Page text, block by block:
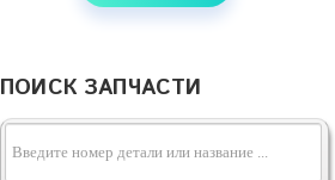
ПОИСК ЗАПЧАСТИ